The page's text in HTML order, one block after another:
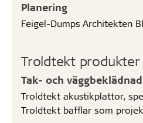
Planering
Feigel-Dumps Architekten
Troldtekt produkter
Tak- och väggbeklädnad
Troldtekt akustikplattor,
Troldtekt bafflar som